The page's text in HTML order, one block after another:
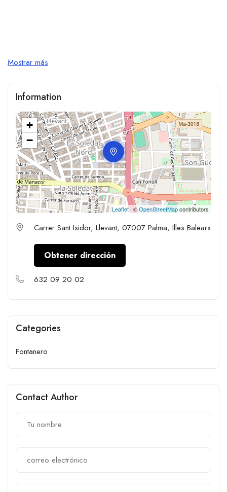
Mostrar más
Information
+
−
Leaflet| ©OpenStreetMapcontributors
Carrer Sant Isidor, Llevant, 07007 Palma, Illes Balears
Obtener dirección
632 09 20 02
Categories
Fontanero
Contact Author